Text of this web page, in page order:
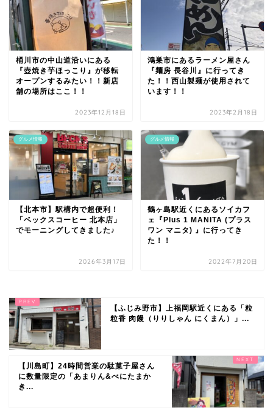
桶川市の中山道沿いにある
『壺焼き芋ほっこり』が移転
オープンするみたい！！新店
舗の場所はここ！！
2023年12月18日
鴻巣市にあるラーメン屋さん
『麺房 長谷川』に行ってき
た！！西山製麺が使用されて
います！！
2023年2月18日
グルメ情報
【北本市】駅構内で超便利！
「ベックスコーヒー 北本店」
でモーニングしてきました♪
2026年3月17日
グルメ情報
鶴ヶ島駅近くにあるソイカフ
ェ『Plus 1 MANITA (プラス
ワン マニタ) 』に行ってき
た！！
2022年7月20日
【ふじみ野市】上福岡駅近くにある「粒
粒香 肉饅（りりしゃん にくまん）」...
【川島町】24時間営業の駄菓子屋さん
に数量限定の「あまりん&べにたまか
き...